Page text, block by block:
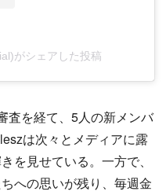
がシェアした投稿
査を経て、5人の新メンバ
は次々とメディアに露
を見せている。一方で、
への思いが残り、毎週金